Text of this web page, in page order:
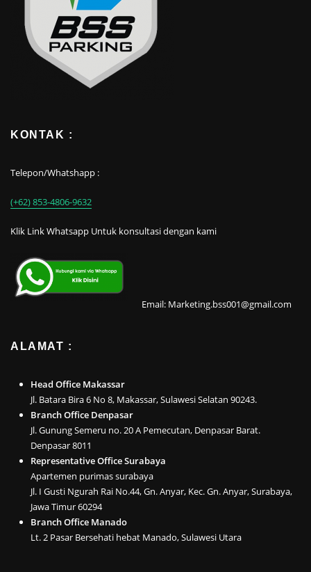
KONTAK :
Telepon/Whatshapp :
(+62) 853-4806-9632
Klik Link Whatsapp Untuk konsultasi dengan kami
Email: Marketing.bss001@gmail.com
ALAMAT :
Head Office Makassar
Jl. Batara Bira 6 No 8, Makassar, Sulawesi Selatan 90243.
Branch Office Denpasar
Jl. Gunung Semeru no. 20 A Pemecutan, Denpasar Barat.
Denpasar 8011
Representative Office Surabaya
Apartemen purimas surabaya
Jl. I Gusti Ngurah Rai No.44, Gn. Anyar, Kec. Gn. Anyar, Surabaya,
Jawa Timur 60294
Branch Office Manado
Lt. 2 Pasar Bersehati hebat Manado, Sulawesi Utara